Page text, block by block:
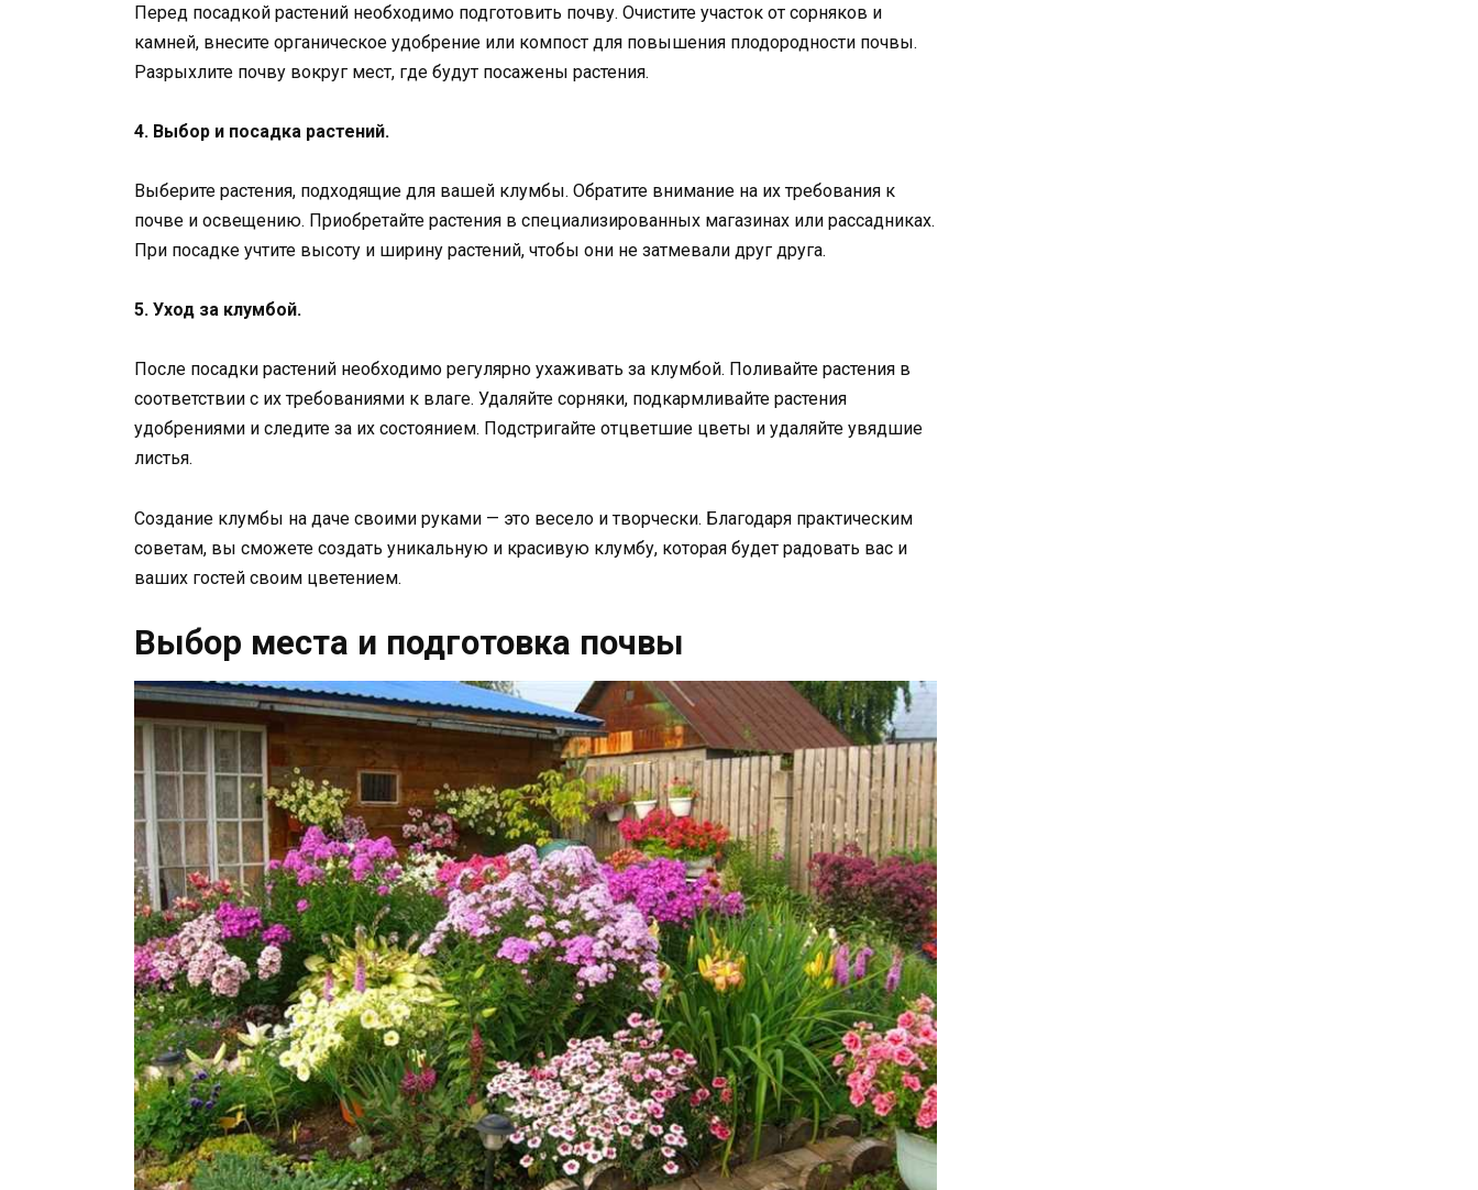
Перед посадкой растений необходимо подготовить почву. Очистите участок от сорняков и
камней, внесите органическое удобрение или компост для повышения плодородности почвы.
Разрыхлите почву вокруг мест, где будут посажены растения.
4. Выбор и посадка растений.
Выберите растения, подходящие для вашей клумбы. Обратите внимание на их требования к
почве и освещению. Приобретайте растения в специализированных магазинах или рассадниках.
При посадке учтите высоту и ширину растений, чтобы они не затмевали друг друга.
5. Уход за клумбой.
После посадки растений необходимо регулярно ухаживать за клумбой. Поливайте растения в
соответствии с их требованиями к влаге. Удаляйте сорняки, подкармливайте растения
удобрениями и следите за их состоянием. Подстригайте отцветшие цветы и удаляйте увядшие
листья.
Создание клумбы на даче своими руками — это весело и творчески. Благодаря практическим
советам, вы сможете создать уникальную и красивую клумбу, которая будет радовать вас и
ваших гостей своим цветением.
Выбор места и подготовка почвы